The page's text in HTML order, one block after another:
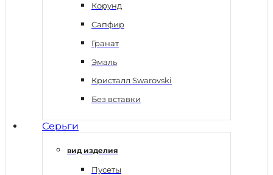
Корунд
Сапфир
Гранат
Эмаль
Кристалл Swarovski
Без вставки
Серьги
вид изделия
Пусеты